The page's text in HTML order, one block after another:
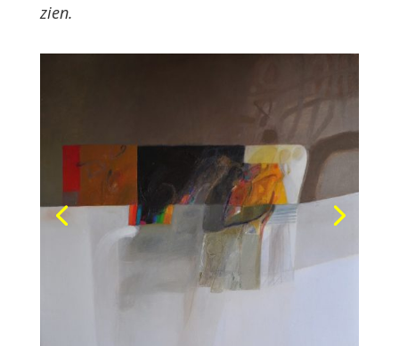
zien.